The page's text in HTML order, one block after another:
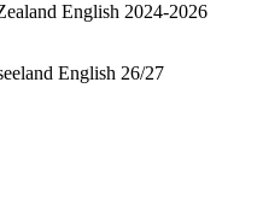
English 2024-2026
English 26/27